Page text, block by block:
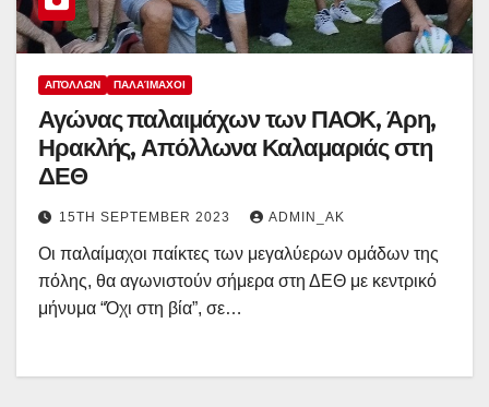
ΑΠΌΛΛΩΝ ΠΑΛΑΊΜΑΧΟΙ
Αγώνας παλαιμάχων των ΠΑΟΚ, Άρη,
Ηρακλής, Απόλλωνα Καλαμαριάς στη
ΔΕΘ
15TH SEPTEMBER 2023 ADMIN_AK
Οι παλαίμαχοι παίκτες των μεγαλύερων ομάδων της
πόλης, θα αγωνιστούν σήμερα στη ΔΕΘ με κεντρικό
μήνυμα “Όχι στη βία”, σε…